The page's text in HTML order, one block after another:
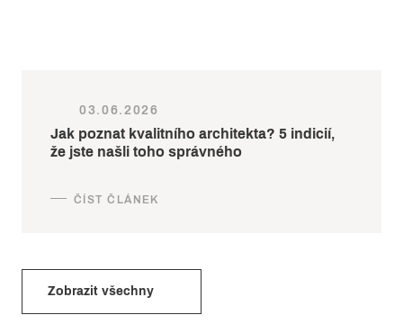
03.06.2026
Jak poznat kvalitního architekta? 5 indicií,
že jste našli toho správného
Zobrazit všechny